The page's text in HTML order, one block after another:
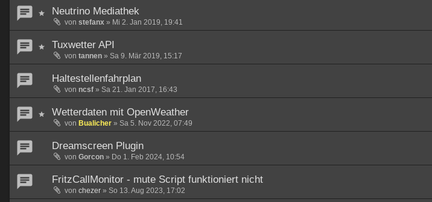
Neutrino Mediathek
von stefanx » Mi 2. Jan 2019, 19:41
Tuxwetter API
von tannen » Sa 9. Mär 2019, 15:17
Haltestellenfahrplan
von ncsf » Sa 21. Jan 2017, 16:43
Wetterdaten mit OpenWeather
von Bualicher » Sa 5. Nov 2022, 07:49
Dreamscreen Plugin
von Gorcon » Do 1. Feb 2024, 10:54
FritzCallMonitor - mute Script funktioniert nicht
von chezer » So 13. Aug 2023, 17:02